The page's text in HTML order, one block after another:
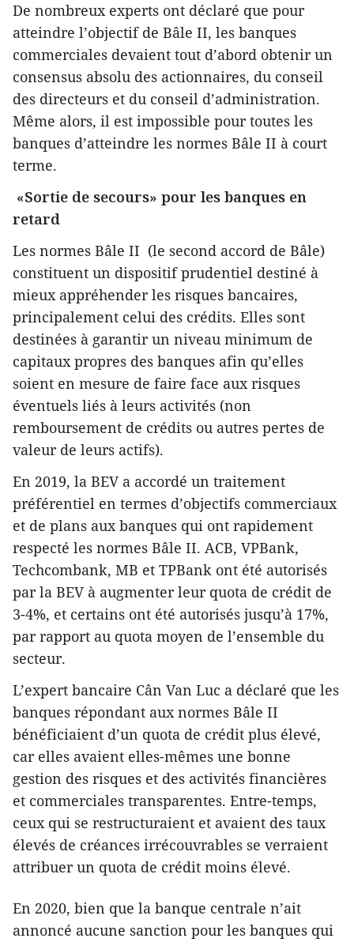
De nombreux experts ont déclaré que pour
atteindre l’objectif de Bâle II, les banques
commerciales devaient tout d’abord obtenir un
consensus absolu des actionnaires, du conseil
des directeurs et du conseil d’administration.
Même alors, il est impossible pour toutes les
banques d’atteindre les normes Bâle II à court
terme.
«Sortie de secours» pour les banques en
retard
Les normes Bâle II (le second accord de Bâle)
constituent un dispositif prudentiel destiné à
mieux appréhender les risques bancaires,
principalement celui des crédits. Elles sont
destinées à garantir un niveau minimum de
capitaux propres des banques afin qu’elles
soient en mesure de faire face aux risques
éventuels liés à leurs activités (non
remboursement de crédits ou autres pertes de
valeur de leurs actifs).
En 2019, la BEV a accordé un traitement
préférentiel en termes d’objectifs commerciaux
et de plans aux banques qui ont rapidement
respecté les normes Bâle II. ACB, VPBank,
Techcombank, MB et TPBank ont été autorisés
par la BEV à augmenter leur quota de crédit de
3-4%, et certains ont été autorisés jusqu’à 17%,
par rapport au quota moyen de l’ensemble du
secteur.
L’expert bancaire Cân Van Luc a déclaré que les
banques répondant aux normes Bâle II
bénéficiaient d’un quota de crédit plus élevé,
car elles avaient elles-mêmes une bonne
gestion des risques et des activités financières
et commerciales transparentes. Entre-temps,
ceux qui se restructuraient et avaient des taux
élevés de créances irrécouvrables se verraient
attribuer un quota de crédit moins élevé.
En 2020, bien que la banque centrale n’ait
annoncé aucune sanction pour les banques qui